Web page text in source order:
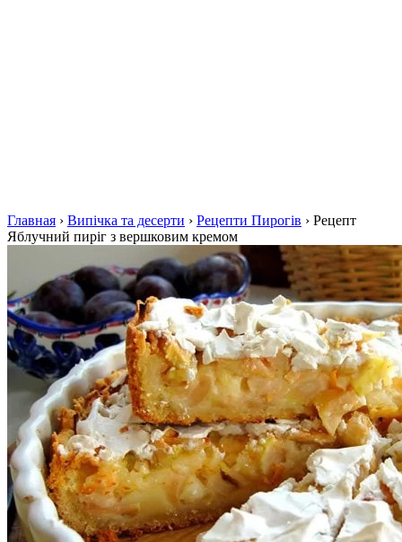
Главная › Випічка та десерти › Рецепти Пирогів › Рецепт
Яблучний пиріг з вершковим кремом